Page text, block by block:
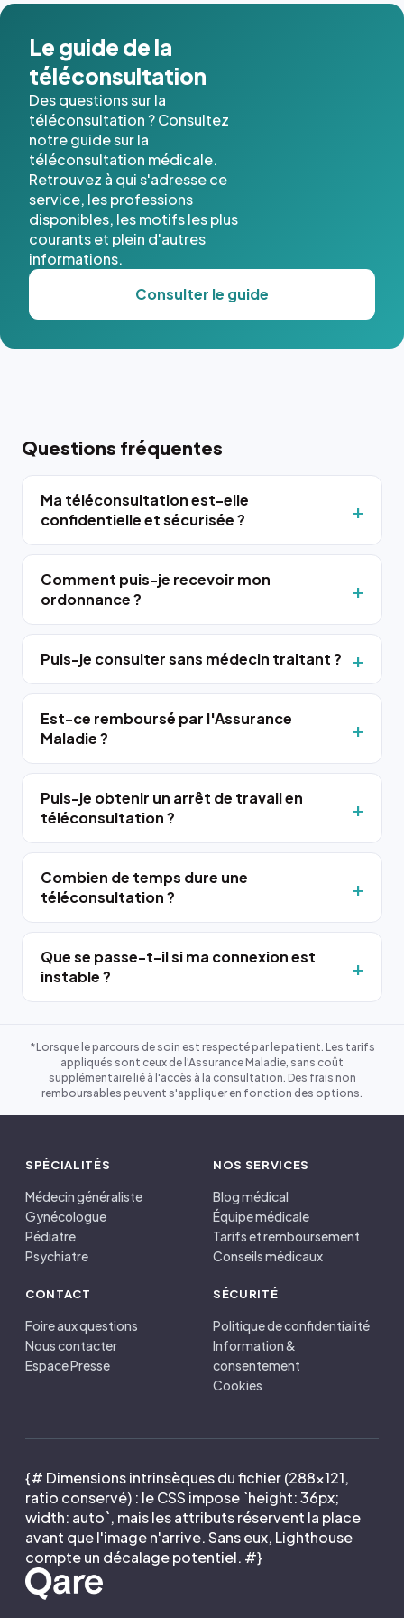
Le guide de la
téléconsultation
Des questions sur la
téléconsultation ? Consultez
notre guide sur la
téléconsultation médicale.
Retrouvez à qui s'adresse ce
service, les professions
disponibles, les motifs les plus
courants et plein d'autres
informations.
Consulter le guide
Questions fréquentes
Ma téléconsultation est-elle
confidentielle et sécurisée ?
Comment puis-je recevoir mon
ordonnance ?
Puis-je consulter sans médecin traitant ?
Est-ce remboursé par l'Assurance
Maladie ?
Puis-je obtenir un arrêt de travail en
téléconsultation ?
Combien de temps dure une
téléconsultation ?
Que se passe-t-il si ma connexion est
instable ?
*Lorsque le parcours de soin est respecté par le patient. Les tarifs
appliqués sont ceux de l'Assurance Maladie, sans coût
supplémentaire lié à l'accès à la consultation. Des frais non
remboursables peuvent s'appliquer en fonction des options.
SPÉCIALITÉS
Médecin généraliste
Gynécologue
Pédiatre
Psychiatre
NOS SERVICES
Blog médical
Équipe médicale
Tarifs et remboursement
Conseils médicaux
CONTACT
Foire aux questions
Nous contacter
Espace Presse
SÉCURITÉ
Politique de confidentialité
Information &
consentement
Cookies
{# Dimensions intrinsèques du fichier (288×121,
ratio conservé) : le CSS impose `height: 36px;
width: auto`, mais les attributs réservent la place
avant que l'image n'arrive. Sans eux, Lighthouse
compte un décalage potentiel. #}